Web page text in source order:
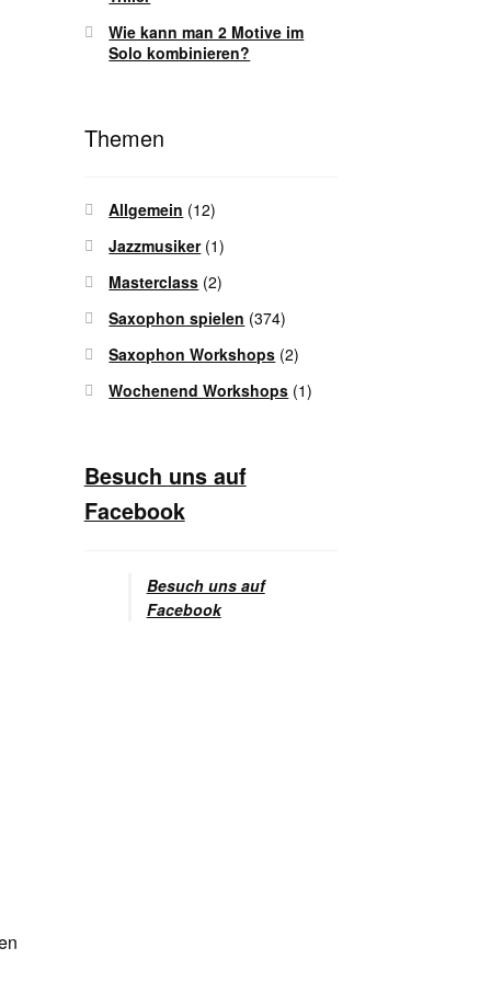
Wie kann man 2 Motive im
Solo kombinieren?
Themen
Allgemein (12)
Jazzmusiker(1)
Masterclass (2)
Saxophon spielen (374)
Saxophon Workshops (2)
Wochenend Workshops (1)
Besuch uns auf
Facebook
Besuch uns auf
Facebook